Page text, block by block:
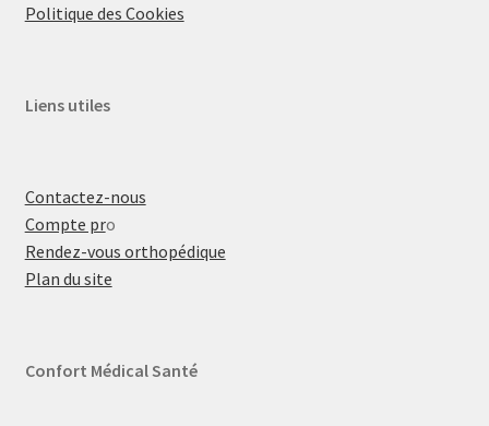
Politique des Cookies
Liens utiles
Contactez-nous
Compte pro
Rendez-vous orthopédique
Plan du site
Confort Médical Santé